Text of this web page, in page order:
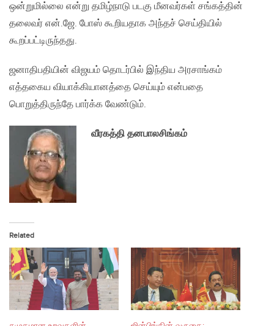
ஒன்றுமில்லை என்று தமிழ்நாடு படகு மீனவர்கள் சங்கத்தின்
தலைவர் என்.ஜே. போஸ் கூறியதாக அந்தச் செய்தியில்
கூறப்பட்டிருந்தது.
ஜனாதிபதியின் விஜயம் தொடர்பில் இந்திய அரசாங்கம்
எத்தகைய வியாக்கியானத்தை செய்யும் என்பதை
பொறுத்திருந்தே பார்க்க வேண்டும்.
வீரகத்தி தனபாலசிங்கம்
Related